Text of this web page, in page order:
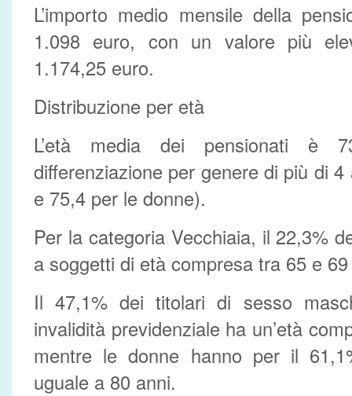
L’importo medio mensile della
1.098 euro, con un valore più
1.174,25 euro.
Distribuzione per età
L’età media dei pensionati è
differenziazione per genere di più di
e 75,4 per le donne).
Per la categoria Vecchiaia, il 22,3%
a soggetti di età compresa tra 65 e
Il 47,1% dei titolari di sesso
invalidità previdenziale ha un’età
mentre le donne hanno per il
uguale a 80 anni.